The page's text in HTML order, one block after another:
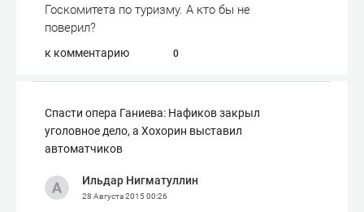
Госкомитета по туризму. А кто бы не
поверил?
к комментарию 0
Спасти опера Ганиева: Нафиков закрыл
уголовное дело, а Хохорин выставил
автоматчиков
Ильдар Нигматуллин
28 Августа 201500:26